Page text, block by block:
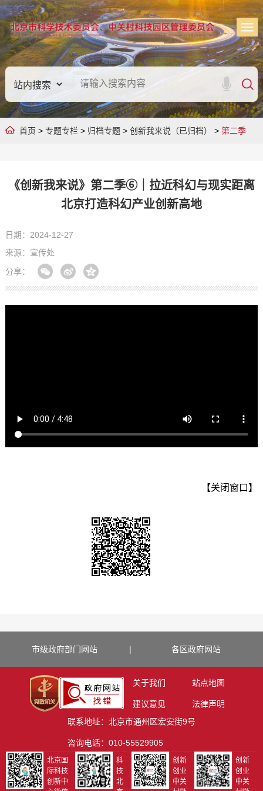
首页 > 专题专栏 > 归档专题> 创新我来说（已归档） > 第二季
《创新我来说》第二季⑥｜拉近科幻与现实距离
北京打造科幻产业创新高地
日期：2024-12-27
来源：宣传处
分享：
【关闭窗口】
市级政府部门网站 | 各区政府网站
关于我们 站点地图
建议意见
法律声明
联系地址：北京市通州区宏安街9号
咨询电话：010-55529905
北京国
际科技
创新中
科
技
北
创新
创业
中关
创新
创业
中关